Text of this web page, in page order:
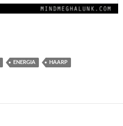
ENERGIA HAARP